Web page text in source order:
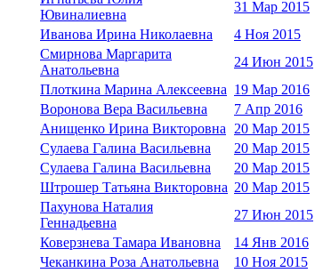
Ювиналиевна
31 Мар 2015
Иванова Ирина Николаевна
4 Ноя 2015
Смирнова Маргарита
Анатольевна
24 Июн 2015
Плоткина Марина Алексеевна 19 Мар 2016
Воронова Вера Васильевна
7 Апр 2016
Анищенко Ирина Викторовна
20 Мар 2015
Сулаева Галина Васильевна
20 Мар 2015
Сулаева Галина Васильевна
20 Мар 2015
Штрошер Татьяна Викторовна 20 Мар 2015
Пахунова Наталия
Геннадьевна
27 Июн 2015
Коверзнева Тамара Ивановна
14 Янв 2016
Чеканкина Роза Анатольевна
10 Ноя 2015